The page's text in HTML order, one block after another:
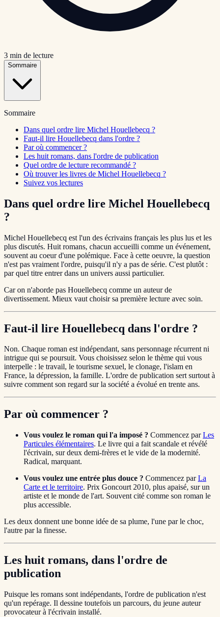
3 min de lecture
Sommaire
Sommaire
Dans quel ordre lire Michel Houellebecq ?
Faut-il lire Houellebecq dans l'ordre ?
Par où commencer ?
Les huit romans, dans l'ordre de publication
Quel ordre de lecture recommandé ?
Où trouver les livres de Michel Houellebecq ?
Suivez vos lectures
Dans quel ordre lire Michel Houellebecq
?
Michel Houellebecq est l'un des écrivains français les plus lus et les
plus discutés. Huit romans, chacun accueilli comme un événement,
souvent au coeur d'une polémique. Face à cette oeuvre, la question
n'est pas vraiment l'ordre, puisqu'il n'y a pas de série. C'est plutôt :
par quel titre entrer dans un univers aussi particulier.
Car on n'aborde pas Houellebecq comme un auteur de
divertissement. Mieux vaut choisir sa première lecture avec soin.
Faut-il lire Houellebecq dans l'ordre ?
Non. Chaque roman est indépendant, sans personnage récurrent ni
intrigue qui se poursuit. Vous choisissez selon le thème qui vous
interpelle : le travail, le tourisme sexuel, le clonage, l'islam en
France, la dépression, la famille. L'ordre de publication sert surtout à
suivre comment son regard sur la société a évolué en trente ans.
Par où commencer ?
Vous voulez le roman qui l'a imposé ? Commencez parLes
Particules élémentaires. Le livre qui a fait scandale et révélé
l'écrivain, sur deux demi-frères et le vide de la modernité.
Radical, marquant.
Vous voulez une entrée plus douce ? Commencez parLa
Carte et le territoire. Prix Goncourt 2010, plus apaisé, sur un
artiste et le monde de l'art. Souvent cité comme son roman le
plus accessible.
Les deux donnent une bonne idée de sa plume, l'une par le choc,
l'autre par la finesse.
Les huit romans, dans l'ordre de
publication
Puisque les romans sont indépendants, l'ordre de publication n'est
qu'un repérage. Il dessine toutefois un parcours, du jeune auteur
provocateur à l'écrivain installé.